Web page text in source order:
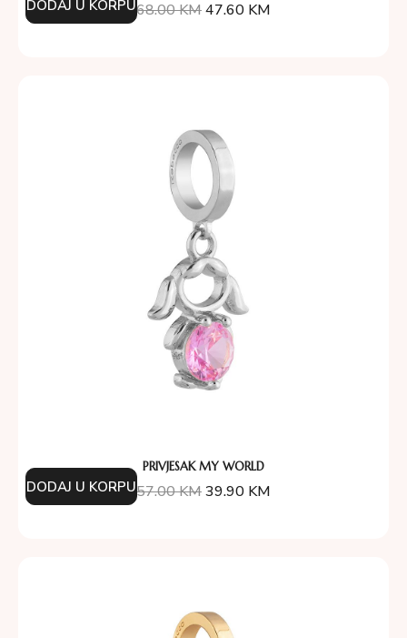
68.00KM47.60 KM
DODAJ U KORPU
PRIVJESAK MY WORLD
57.00KM39.90 KM
DODAJ U KORPU